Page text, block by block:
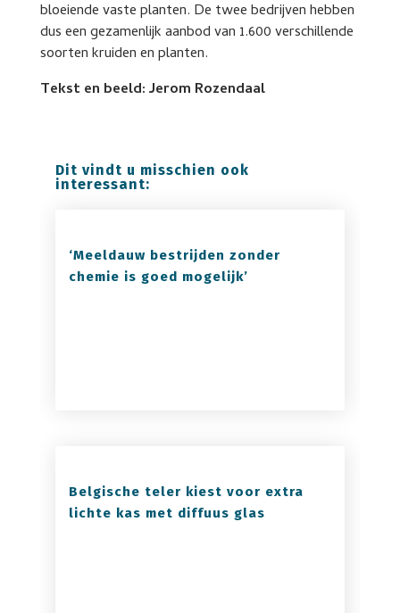
bloeiende vaste planten. De twee bedrijven hebben
dus een gezamenlijk aanbod van 1.600 verschillende
soorten kruiden en planten.
Tekst en beeld: Jerom Rozendaal
Dit vindt u misschien ook
interessant:
‘Meeldauw bestrijden zonder
chemie is goed mogelijk’
Belgische teler kiest voor extra
lichte kas met diffuus glas